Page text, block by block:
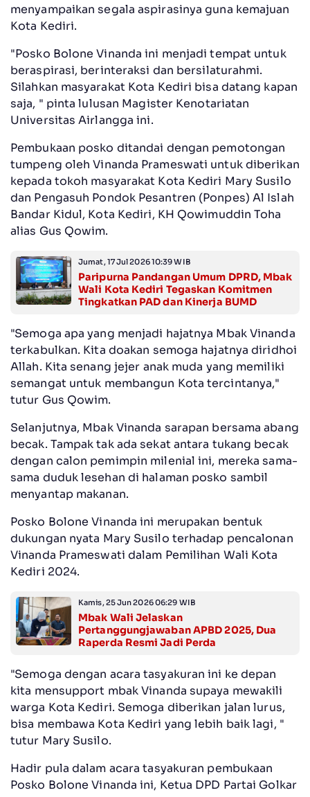
menyampaikan segala aspirasinya guna kemajuan
Kota Kediri.
"Posko Bolone Vinanda ini menjadi tempat untuk
beraspirasi, berinteraksi dan bersilaturahmi.
Silahkan masyarakat Kota Kediri bisa datang kapan
saja, " pinta lulusan Magister Kenotariatan
Universitas Airlangga ini.
Pembukaan posko ditandai dengan pemotongan
tumpeng oleh Vinanda Prameswati untuk diberikan
kepada tokoh masyarakat Kota Kediri Mary Susilo
dan Pengasuh Pondok Pesantren (Ponpes) Al Islah
Bandar Kidul, Kota Kediri, KH Qowimuddin Toha
alias Gus Qowim.
Jumat, 17 Jul 2026 10:39 WIB
Paripurna Pandangan Umum DPRD, Mbak
Wali Kota Kediri Tegaskan Komitmen
Tingkatkan PAD dan Kinerja BUMD
"Semoga apa yang menjadi hajatnya Mbak Vinanda
terkabulkan. Kita doakan semoga hajatnya diridhoi
Allah. Kita senang jejer anak muda yang memiliki
semangat untuk membangun Kota tercintanya,"
tutur Gus Qowim.
Selanjutnya, Mbak Vinanda sarapan bersama abang
becak. Tampak tak ada sekat antara tukang becak
dengan calon pemimpin milenial ini, mereka sama-
sama duduk lesehan di halaman posko sambil
menyantap makanan.
Posko Bolone Vinanda ini merupakan bentuk
dukungan nyata Mary Susilo terhadap pencalonan
Vinanda Prameswati dalam Pemilihan Wali Kota
Kediri 2024.
Kamis, 25 Jun 2026 06:29 WIB
Mbak Wali Jelaskan
Pertanggungjawaban APBD 2025, Dua
Raperda Resmi Jadi Perda
"Semoga dengan acara tasyakuran ini ke depan
kita mensupport mbak Vinanda supaya mewakili
warga Kota Kediri. Semoga diberikan jalan lurus,
bisa membawa Kota Kediri yang lebih baik lagi, "
tutur Mary Susilo.
Hadir pula dalam acara tasyakuran pembukaan
Posko Bolone Vinanda ini, Ketua DPD Partai Golkar